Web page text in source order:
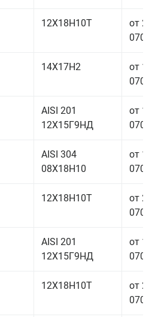
12Х18Н10Т
от
14Х17Н2
от
AISI 201
12Х15Г9НД
от
AISI 304
08Х18Н10
от
12Х18Н10Т
от
AISI 201
12Х15Г9НД
от
12Х18Н10Т
от